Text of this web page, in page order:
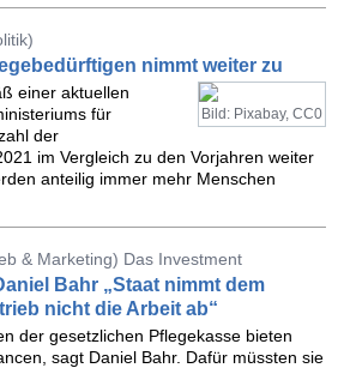
nimmt weiter zu
Bild: Pixabay, CC0
einer aktuellen
für
der
im Vergleich zu den Vorjahren weiter
anteilig immer mehr Menschen
& Marketing) Das Investment
Bahr „Staat nimmt dem
nicht die Arbeit ab“
der gesetzlichen Pflegekasse bieten
sagt Daniel Bahr. Dafür müssten sie